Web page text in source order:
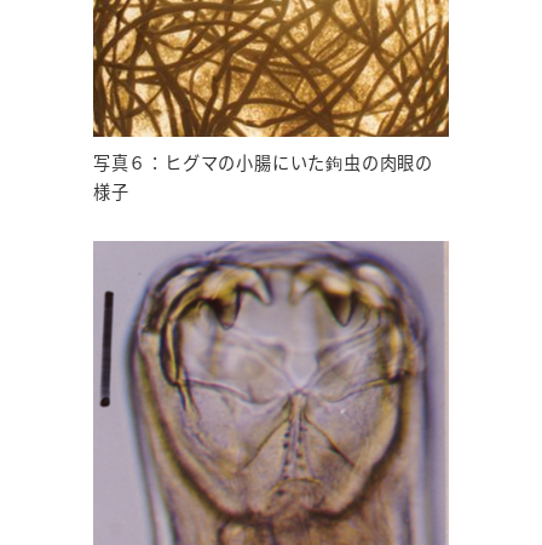
写真６：ヒグマの小腸にいた鉤虫の肉眼の
様子